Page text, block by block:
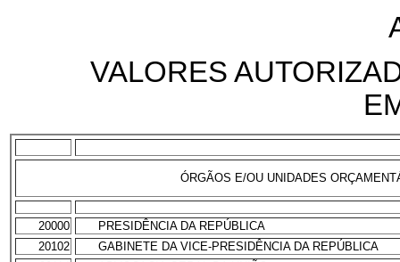
VALORES
ÓRGÃOS E/OU UNIDADES
20000
PRESIDÊNCIA DA REPÚBLICA
20102
GABINETE DA VICE-PRESIDÊNCIA DA REPÚBLICA